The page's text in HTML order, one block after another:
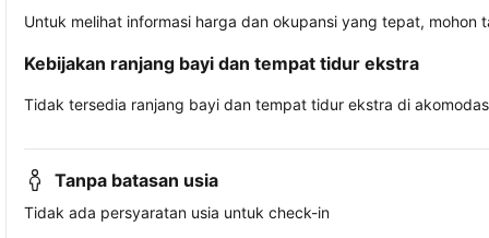
Untuk melihat informasi harga dan okupansi yang tepat,
Kebijakan ranjang bayi dan tempat tidur ekstra
Tidak tersedia ranjang bayi dan tempat tidur ekstra di
Tanpa batasan usia
Tidak ada persyaratan usia untuk check-in